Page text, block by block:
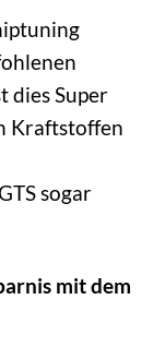
dies Super
Kraftstoffen
sogar
mit dem